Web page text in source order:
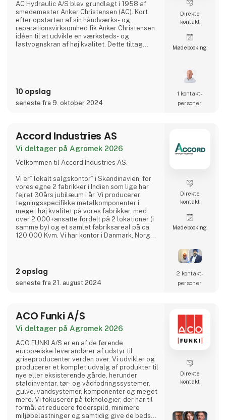
AC Hydraulic A/S blev grundlagt i 1958 af
smedemester Anker Christensen (AC). Kort
efter opstarten af sin håndværks- og
reparationsvirksomhed fik Anker Christensen
idéen til at udvikle en værksteds- og
lastvognskran af høj kvalitet. Dette tiltag
sortiment af løfteudstyr til autobranchen, og
produkterne afsættes i dag til hele verden. I
10 opslag
seneste fra 9. oktober 2024
Direkte
kontakt
Møde­booking
1 kontakt­
personer
Accord Industries AS
Vi deltager på Agromek 2026
Velkommen til Accord Industries AS.
Vi er” lokalt salgskontor” i Skandinavien, for
vores egne 2 fabrikker i Indien som lige har
fejret 30års jubilæum i år. Vi producerer
tegningsspecifikke metalkomponenter i
meget høj kvalitet på vores fabrikker, med
over 2.000+ansatte fordelt på 2 lokationer (i
samme by) og et samlet fabriksareal på ca.
120.000 Kvm. Vi har kontor i Danmark, Norge
Vi har et meget kosteffektivt set-up uden
fordyrende mellemled, hvor vi bruger vores
2 opslag
seneste fra 21. august 2024
Direkte
kontakt
Møde­booking
2 kontakt­
personer
ACO Funki A/S
Vi deltager på Agromek 2026
ACO FUNKI A/S er en af de førende
europæiske leverandører af udstyr til
griseproducenter verden over. Vi udvikler og
producerer et komplet udvalg af produkter til
nye eller eksisterende gårde, herunder
staldinventar, tør- og vådfodringssystemer,
gulve, vandsystemer, komponenter og meget
mere. Vi fokuserer på teknologier, der har til
formål at reducere foderspild, minimere
miljøbelastninger og samtidig give de bedst
Direkte
kontakt